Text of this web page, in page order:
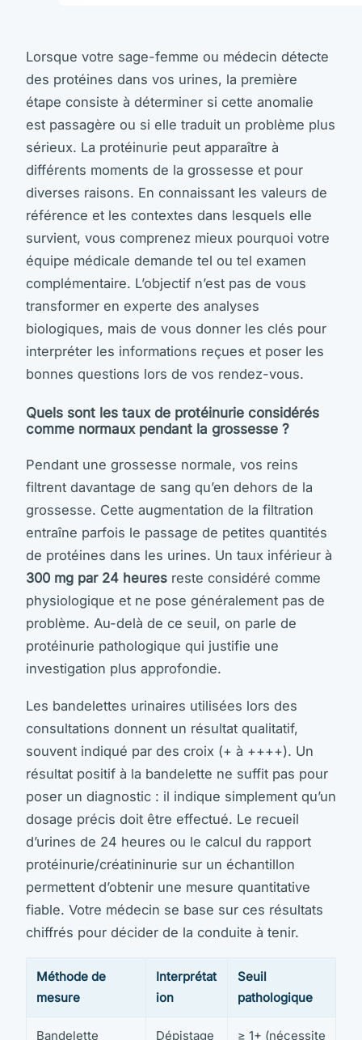
Lorsque votre sage-femme ou médecin détecte
des protéines dans vos urines, la première
étape consiste à déterminer si cette anomalie
est passagère ou si elle traduit un problème plus
sérieux. La protéinurie peut apparaître à
différents moments de la grossesse et pour
diverses raisons. En connaissant les valeurs de
référence et les contextes dans lesquels elle
survient, vous comprenez mieux pourquoi votre
équipe médicale demande tel ou tel examen
complémentaire. L’objectif n’est pas de vous
transformer en experte des analyses
biologiques, mais de vous donner les clés pour
interpréter les informations reçues et poser les
bonnes questions lors de vos rendez-vous.
Quels sont les taux de protéinurie considérés
comme normaux pendant la grossesse ?
Pendant une grossesse normale, vos reins
filtrent davantage de sang qu’en dehors de la
grossesse. Cette augmentation de la filtration
entraîne parfois le passage de petites quantités
de protéines dans les urines. Un taux inférieur à
300 mg par 24 heures reste considéré comme
physiologique et ne pose généralement pas de
problème. Au-delà de ce seuil, on parle de
protéinurie pathologique qui justifie une
investigation plus approfondie.
Les bandelettes urinaires utilisées lors des
consultations donnent un résultat qualitatif,
souvent indiqué par des croix (+ à ++++). Un
résultat positif à la bandelette ne suffit pas pour
poser un diagnostic : il indique simplement qu’un
dosage précis doit être effectué. Le recueil
d’urines de 24 heures ou le calcul du rapport
protéinurie/créatininurie sur un échantillon
permettent d’obtenir une mesure quantitative
fiable. Votre médecin se base sur ces résultats
chiffrés pour décider de la conduite à tenir.
Méthode de
mesure
Interprétat
ion
Seuil
pathologique
Bandelette Dépistage ≥ 1+ (nécessite